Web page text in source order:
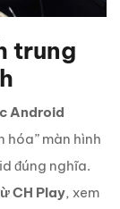
trung
Android
hóa” màn hình
đúng nghĩa.
CH Play, xem